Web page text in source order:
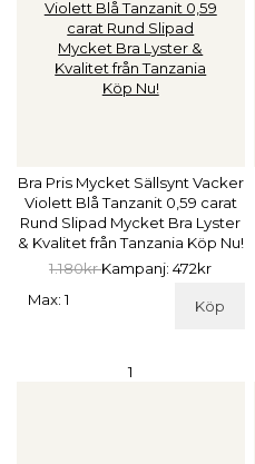
Bra Pris Mycket Sällsynt Vacker
Violett Blå Tanzanit 0,59 carat
Rund Slipad Mycket Bra Lyster
& Kvalitet från Tanzania Köp Nu!
1.180krKampanj: 472kr
Köp
Max: 1
1